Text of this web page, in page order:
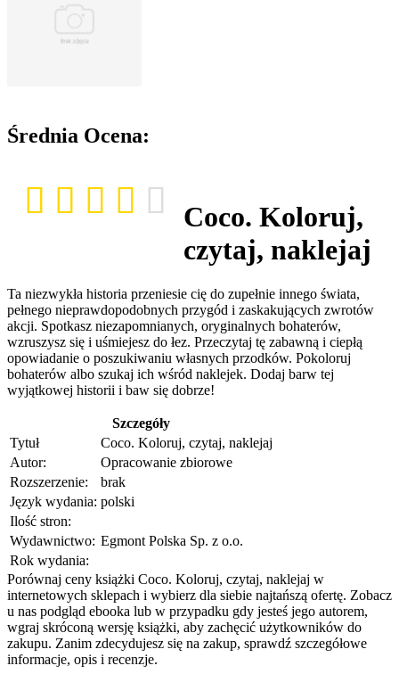
Średnia Ocena:
Coco. Koloruj,
czytaj, naklejaj
Ta niezwykła historia przeniesie cię do zupełnie innego świata,
pełnego nieprawdopodobnych przygód i zaskakujących zwrotów
akcji. Spotkasz niezapomnianych, oryginalnych bohaterów,
wzruszysz się i uśmiejesz do łez. Przeczytaj tę zabawną i ciepłą
opowiadanie o poszukiwaniu własnych przodków. Pokoloruj
bohaterów albo szukaj ich wśród naklejek. Dodaj barw tej
wyjątkowej historii i baw się dobrze!
Szczegóły
Tytuł
Coco. Koloruj, czytaj, naklejaj
Autor:
Opracowanie zbiorowe
Rozszerzenie:
brak
Język wydania: polski
Ilość stron:
Wydawnictwo: Egmont Polska Sp. z o.o.
Rok wydania:
Porównaj ceny książki Coco. Koloruj, czytaj, naklejaj w
internetowych sklepach i wybierz dla siebie najtańszą ofertę. Zobacz
u nas podgląd ebooka lub w przypadku gdy jesteś jego autorem,
wgraj skróconą wersję książki, aby zachęcić użytkowników do
zakupu. Zanim zdecydujesz się na zakup, sprawdź szczegółowe
informacje, opis i recenzje.